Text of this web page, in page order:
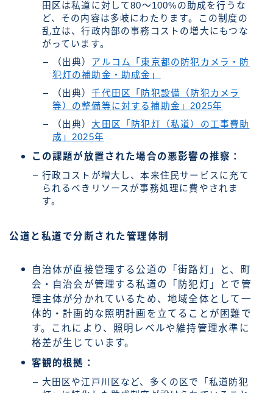
田区は私道に対して80～100%の助成を行うな
ど、その内容は多岐にわたります。この制度の
乱立は、行政内部の事務コストの増大にもつな
がっています。
（出典） アルコム「東京都の防犯カメラ・防
犯灯の補助金・助成金」
（出典）千代田区「防犯設備（防犯カメラ
等）の整備等に対する補助金」2025年
（出典） 大田区「防犯灯（私道）の工事費助
成」2025年
この課題が放置された場合の悪影響の推察：
行政コストが増大し、本来住民サービスに充て
られるべきリソースが事務処理に費やされま
す。
公道と私道で分断された管理体制
自治体が直接管理する公道の「街路灯」と、町
会・自治会が管理する私道の「防犯灯」とで管
理主体が分かれているため、地域全体として一
体的・計画的な照明計画を立てることが困難で
す。これにより、照明レベルや維持管理水準に
格差が生じています。
客観的根拠：
大田区や江戸川区など、多くの区で「私道防犯